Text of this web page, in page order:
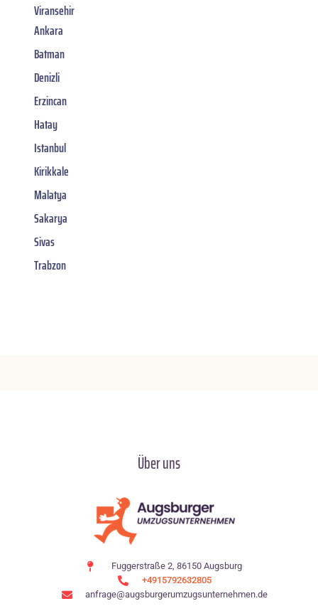
Viransehir
Ankara
Batman
Denizli
Erzincan
Hatay
Istanbul
Kirikkale
Malatya
Sakarya
Sivas
Trabzon
Über uns
Fuggerstraße 2, 86150 Augsburg
+4915792632805
anfrage@augsburgerumzugsunternehmen.de